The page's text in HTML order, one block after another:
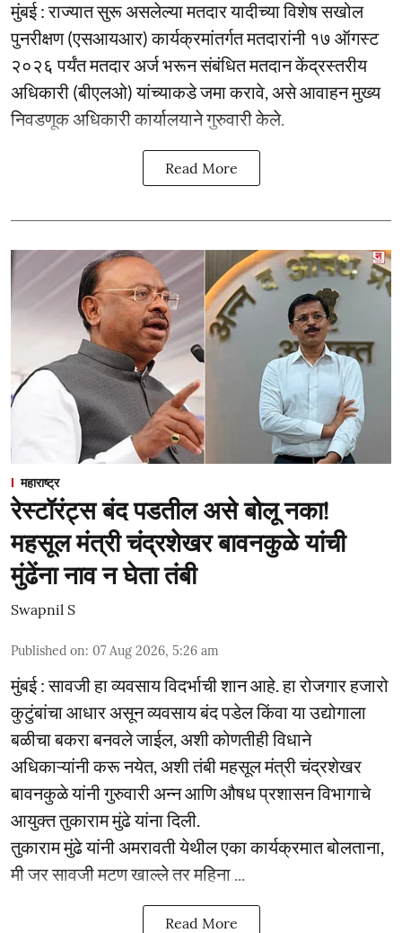
मुंबई : राज्यात सुरू असलेल्या मतदार यादीच्या विशेष सखोल
पुनरीक्षण (एसआयआर) कार्यक्रमांतर्गत मतदारांनी १७ ऑगस्ट
२०२६ पर्यंत मतदार अर्ज भरून संबंधित मतदान केंद्रस्तरीय
अधिकारी (बीएलओ) यांच्याकडे जमा करावे, असे आवाहन मुख्य
निवडणूक अधिकारी कार्यालयाने गुरुवारी केले.
Read More
महाराष्ट्र
रेस्टॉरंट्स बंद पडतील असे बोलू नका!
महसूल मंत्री चंद्रशेखर बावनकुळे यांची
मुंढेंना नाव न घेता तंबी
Swapnil S
Published on: 07 Aug 2026, 5:26 am
मुंबई : सावजी हा व्यवसाय विदर्भाची शान आहे. हा रोजगार हजारो
कुटुंबांचा आधार असून व्यवसाय बंद पडेल किंवा या उद्योगाला
बळीचा बकरा बनवले जाईल, अशी कोणतीही विधाने
अधिकाऱ्यांनी करू नयेत, अशी तंबी महसूल मंत्री चंद्रशेखर
बावनकुळे यांनी गुरुवारी अन्न आणि औषध प्रशासन विभागाचे
आयुक्त तुकाराम मुंढे यांना दिली.
तुकाराम मुंढे यांनी अमरावती येथील एका कार्यक्रमात बोलताना,
मी जर सावजी मटण खाल्ले तर महिना ...
Read More